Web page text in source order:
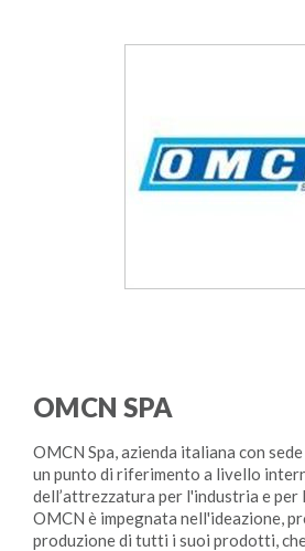
OMCN SPA
OMCN Spa, azienda italiana con
un punto di riferimento a livello
dell’attrezzatura per l'industria e
OMCN è impegnata nell'ideazione,
produzione di tutti i suoi prodotti,